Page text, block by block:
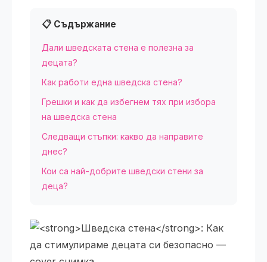
📋 Съдържание
Дали шведската стена е полезна за
децата?
Как работи една шведска стена?
Грешки и как да избегнем тях при избора
на шведска стена
Следващи стъпки: какво да направите
днес?
Кои са най-добрите шведски стени за
деца?